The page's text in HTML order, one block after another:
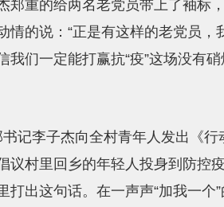
郑重的给两名老党员带上了袖标
情的说：“正是有这样的老党员
我们一定能打赢抗“疫”这场没有硝
记李子杰向全村青年人发出《
议村里回乡的年轻人投身到防控
打出这句话。在一声声“加我一个